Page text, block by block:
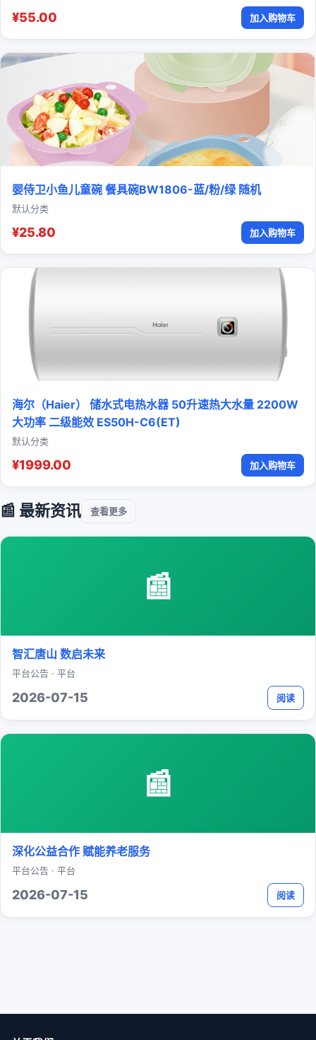
¥55.00 加入购物车
婴侍卫小鱼儿童碗 餐具碗BW1806-蓝/粉/绿 随机
默认分类
¥25.80 加入购物车
海尔（Haier） 储水式电热水器 50升速热大水量 2200W
大功率 二级能效 ES50H-C6(ET)
默认分类
¥1999.00 加入购物车
📰 最新资讯 查看更多
📰
智汇唐山 数启未来
平台公告 · 平台
2026-07-15 阅读
📰
深化公益合作 赋能养老服务
平台公告 · 平台
2026-07-15 阅读